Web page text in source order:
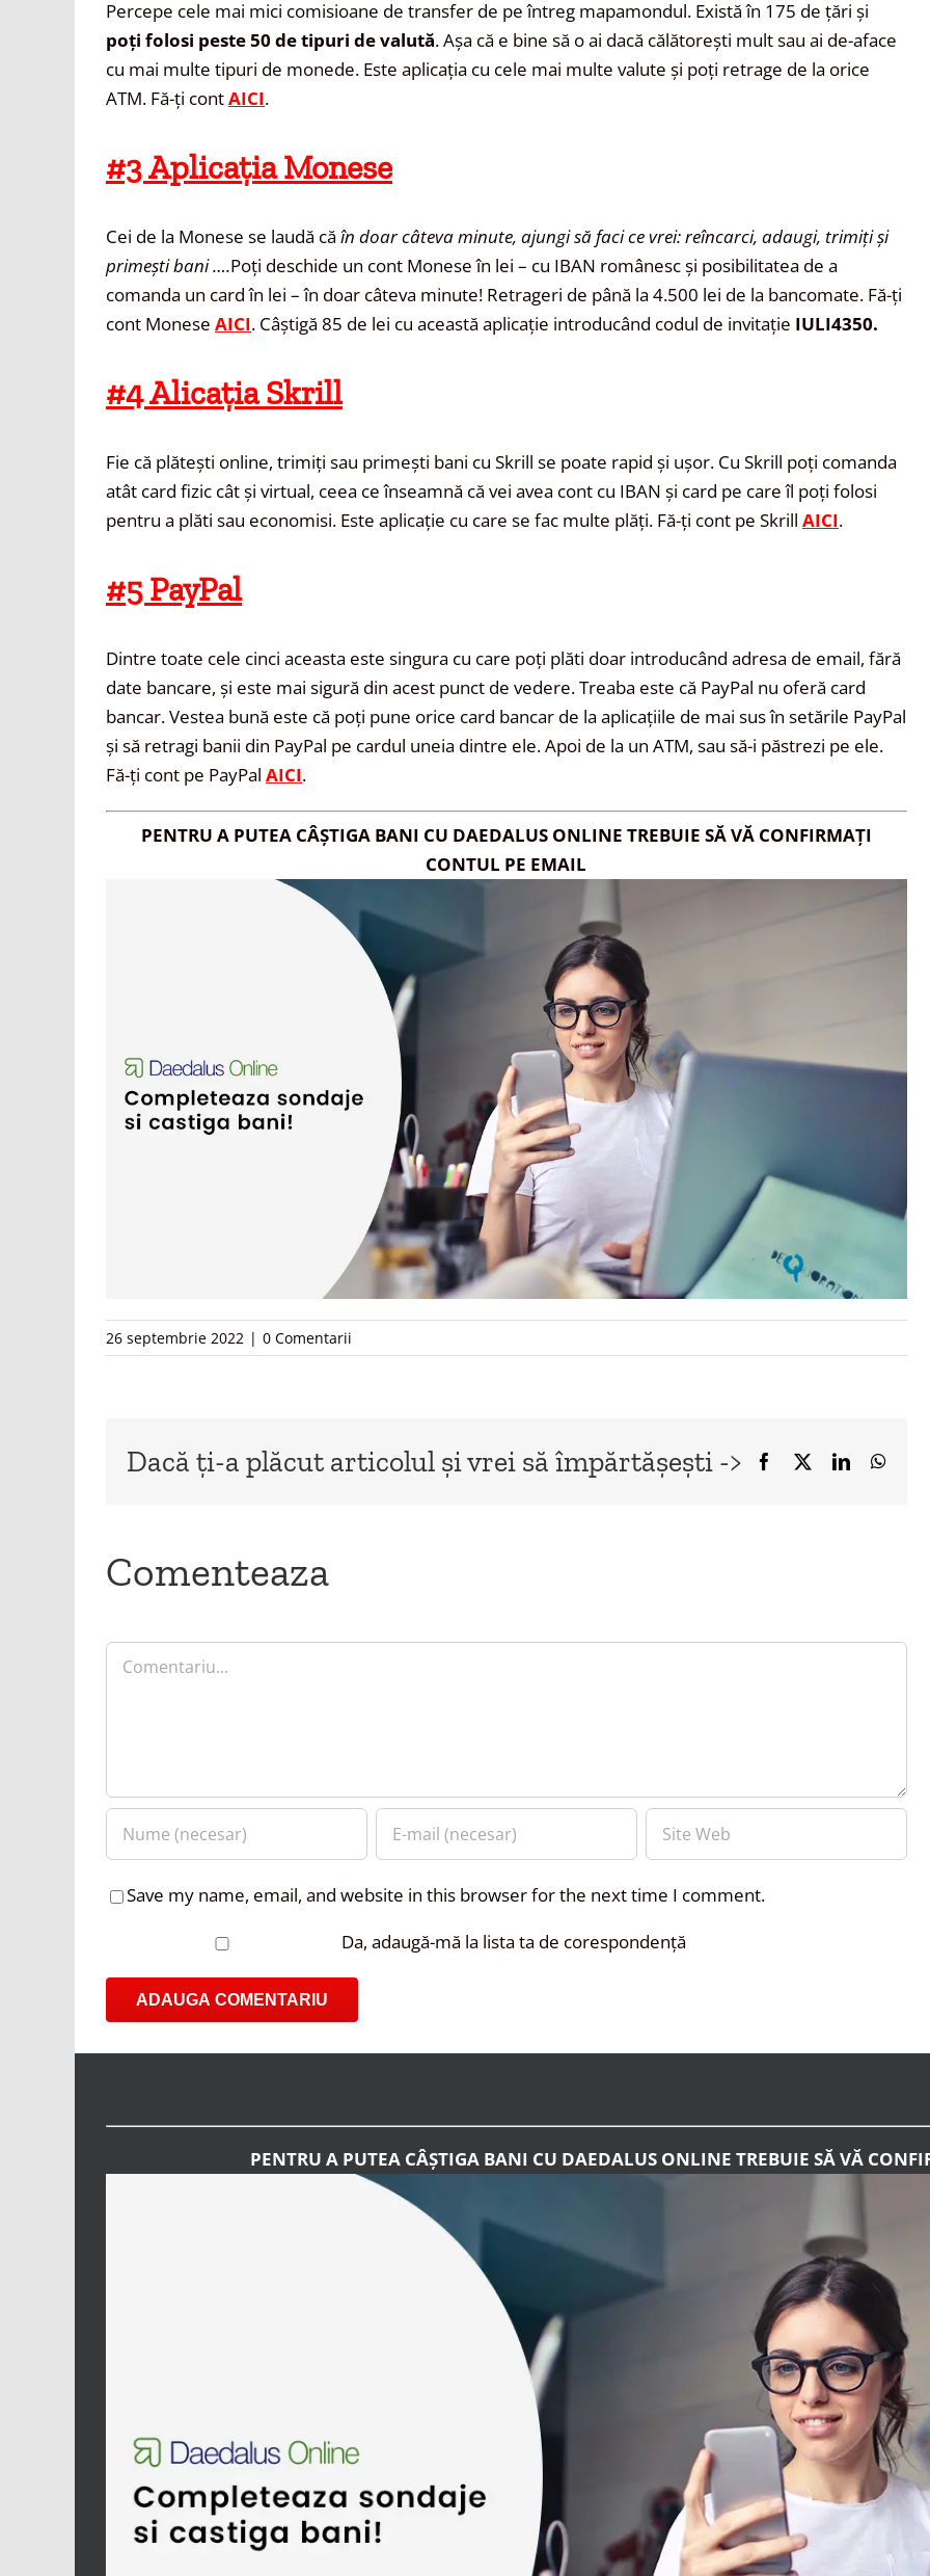
Percepe cele mai mici comisioane de transfer de pe întreg mapamondul. Există în 175 de țări și
poți folosi peste 50 de tipuri de valută. Așa că e bine să o ai dacă călătorești mult sau ai de-aface
cu mai multe tipuri de monede. Este aplicația cu cele mai multe valute și poți retrage de la orice
ATM. Fă-ți contAICI.
#3 Aplicația Monese
Cei de la Monese se laudă că în doar câteva minute, ajungi să faci ce vrei: reîncarci, adaugi, trimiți și
primești bani ….Poți deschide un cont Monese în lei – cu IBAN românesc și posibilitatea de a
comanda un card în lei – în doar câteva minute! Retrageri de până la 4.500 lei de la bancomate. Fă-ți
cont Monese AICI. Câștigă 85 de lei cu această aplicație introducând codul de invitație IULI4350.
#4 Alicația Skrill
Fie că plătești online, trimiți sau primești bani cu Skrill se poate rapid și ușor. Cu Skrill poți comanda
atât card fizic cât și virtual, ceea ce înseamnă că vei avea cont cu IBAN și card pe care îl poți folosi
pentru a plăti sau economisi. Este aplicație cu care se fac multe plăți. Fă-ți cont pe Skrill AICI.
#5 PayPal
Dintre toate cele cinci aceasta este singura cu care poți plăti doar introducând adresa de email, fără
date bancare, și este mai sigură din acest punct de vedere. Treaba este că PayPal nu oferă card
bancar. Vestea bună este că poți pune orice card bancar de la aplicațiile de mai sus în setările PayPal
și să retragi banii din PayPal pe cardul uneia dintre ele. Apoi de la un ATM, sau să-i păstrezi pe ele.
Fă-ți cont pe PayPal AICI.
PENTRU A PUTEA CÂȘTIGA BANI CU DAEDALUS ONLINE TREBUIE SĂ VĂ CONFIRMAȚI
CONTUL PE EMAIL
26 septembrie 2022 | 0 Comentarii
Dacă ți-a plăcut articolul și vrei să împărtășești -> Facebook
X LinkedIn
Comenteaza
Comment
Save my name, email, and website in this browser for the next time I comment.
Da, adaugă-mă la lista ta de corespondență
PENTRU A PUTEA CÂȘTIGA BANI CU DAEDALUS ONLINE TREBUIE SĂ VĂ